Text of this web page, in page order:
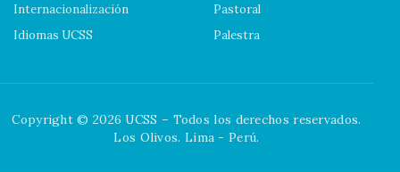
Internacionalización
Idiomas UCSS
Pastoral
Palestra
Copyright © 2026 UCSS – Todos los derechos reservados.
Los Olivos. Lima - Perú.